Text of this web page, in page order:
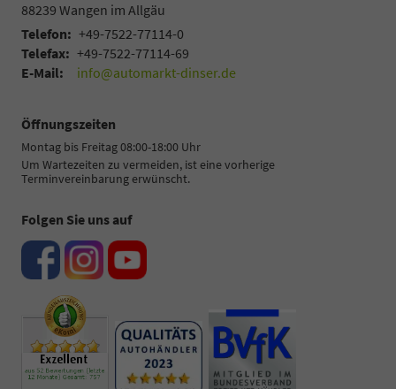
88239 Wangen im Allgäu
Telefon: +49-7522-77114-0
Telefax: +49-7522-77114-69
E-Mail:
info@automarkt-dinser.de
Öffnungszeiten
Montag bis Freitag 08:00-18:00 Uhr
Um Wartezeiten zu vermeiden, ist eine vorherige
Terminvereinbarung erwünscht.
Folgen Sie uns auf